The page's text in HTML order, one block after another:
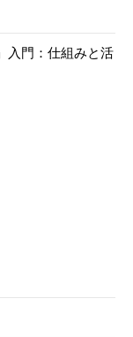
入門：仕組みと活